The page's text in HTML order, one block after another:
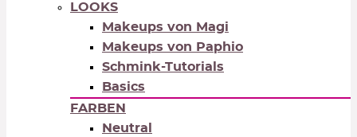
LOOKS
Makeups von Magi
Makeups von Paphio
Schmink-Tutorials
Basics
FARBEN
Neutral